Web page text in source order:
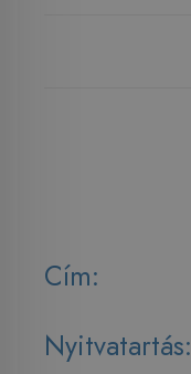
Cím:
Nyitvatartás: